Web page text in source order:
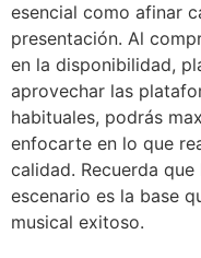
esencial como afinar
presentación. Al
en la disponibilidad,
aprovechar las
habituales, podrás
enfocarte en lo que
calidad. Recuerda
escenario es la base
musical exitoso.